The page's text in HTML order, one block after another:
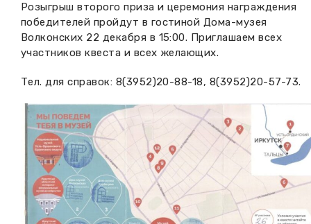
Партнеры
Розыгрыш второго приза и церемония награждения
победителей пройдут в гостиной Дома-музея
Волконских 22 декабря в 15:00. Приглашаем всех
участников квеста и всех желающих.
Тел. для справок: 8(3952)20-88-18, 8(3952)20-57-73.